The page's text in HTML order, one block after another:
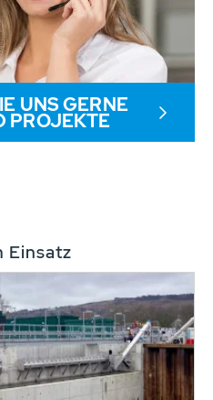
UNS GERNE
PROJEKTE
Einsatz